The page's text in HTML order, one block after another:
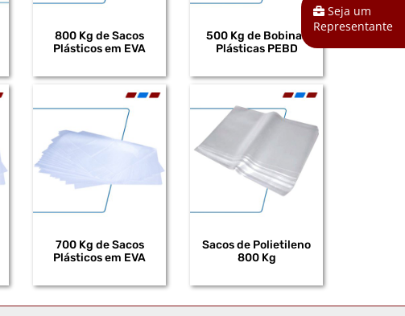
Seja um
Representante
800 Kg de Sacos
Plásticos em EVA
500 Kg de Bobinas
Plásticas PEBD
700 Kg de Sacos
Plásticos em EVA
Sacos de Polietileno
800 Kg